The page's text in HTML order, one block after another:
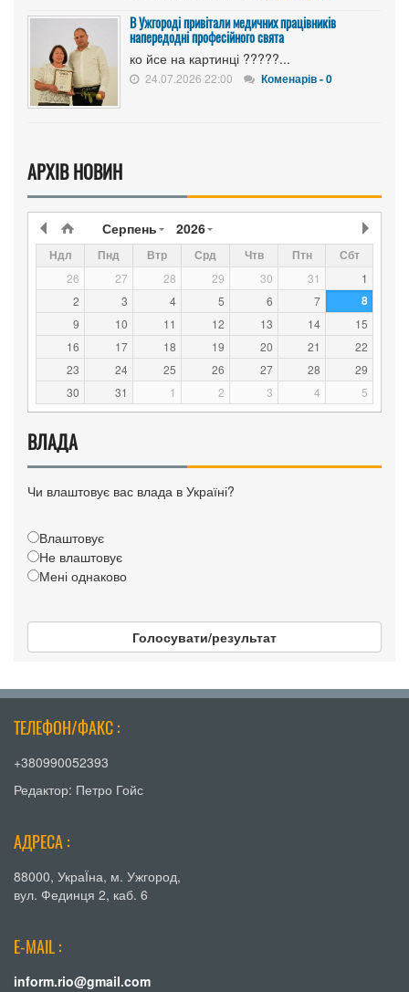
В Ужгороді привітали медичних працівників
напередодні професійного свята
ко йсе на картинці ?????...
24.07.2026 22:00 Коменарів - 0
АРХІВ НОВИН
Серпень 2026
Ндл Пнд Втр Срд Чтв Птн Сбт
26 27 28 29 30 31
1
2
3 4 5 6 7 8
9 10 11 12 13 14
15
16
17 18 19 20 21
22
23
24 25 26 27 28
29
30
31 1 2 3 4 5
ВЛАДА
Чи влаштовує вас влада в Україні?
Влаштовує
Не влаштовує
Мені однаково
Голосувати/результат
ТЕЛЕФОН/ФАКС :
+380990052393
Редактор: Петро Гойс
АДРЕСА :
88000, УкраЇна, м. Ужгород,
вул. Фединця 2, каб. 6
E-MAIL :
inform.rio@gmail.com